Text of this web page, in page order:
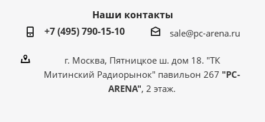
Наши контакты
+7 (495) 790-15-10
sale@pc-arena.ru
г. Москва, Пятницкое ш. дом 18. "ТК
Митинский Радиорынок" павильон 267 "PC-
ARENA", 2 этаж.